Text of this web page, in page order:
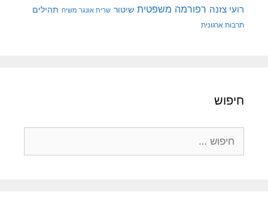
רועי צזנה רפורמה משפטית שיטור שרית אונגר משיח תהילים
תרבות ארגונית
חיפוש